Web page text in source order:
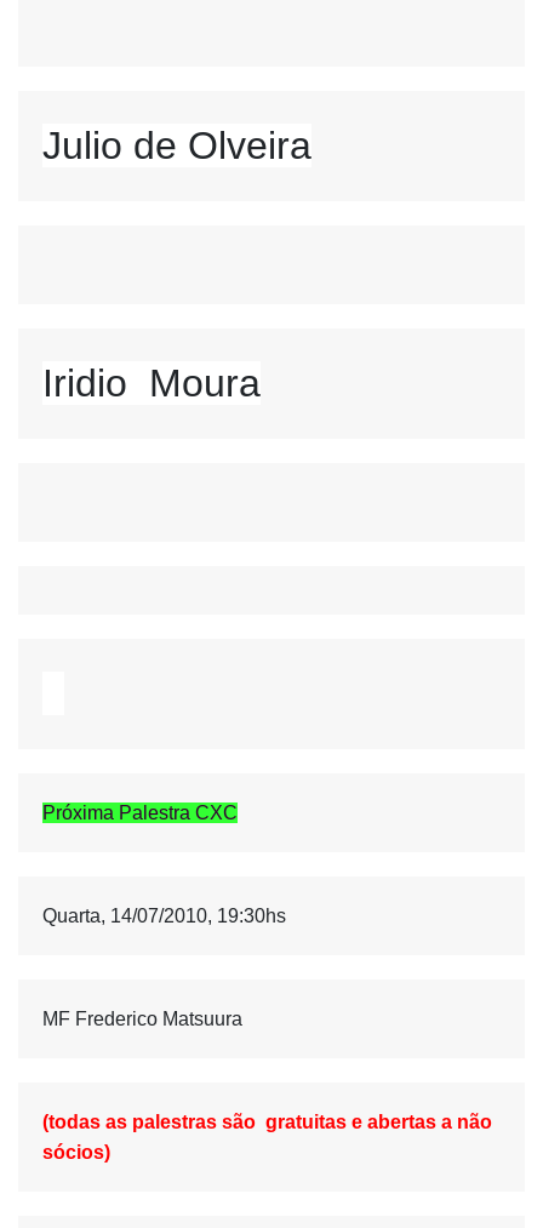
Julio de Olveira
Iridio  Moura
Próxima Palestra CXC
Quarta, 14/07/2010, 19:30hs
MF Frederico Matsuura
(todas as palestras são  gratuitas e abertas a não
sócios)